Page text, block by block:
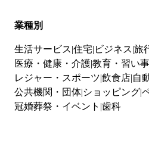
業種別
生活サービス 住宅 ビジネス 旅
医療・健康・介護教育・習い事
レジャー・スポーツ 飲食店 自
公共機関・団体 ショッピング
冠婚葬祭・イベント 歯科